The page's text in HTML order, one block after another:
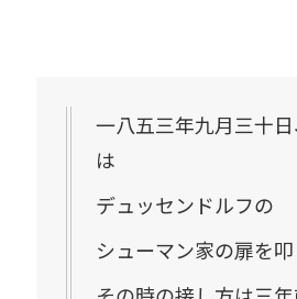
一八五三年九月三十
は
デュッセンドルフの
シューマン家の扉を叩